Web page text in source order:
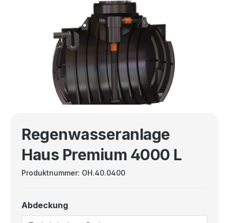
Regenwasseranlage
Haus Premium 4000 L
Produktnummer: OH.40.0400
Abdeckung